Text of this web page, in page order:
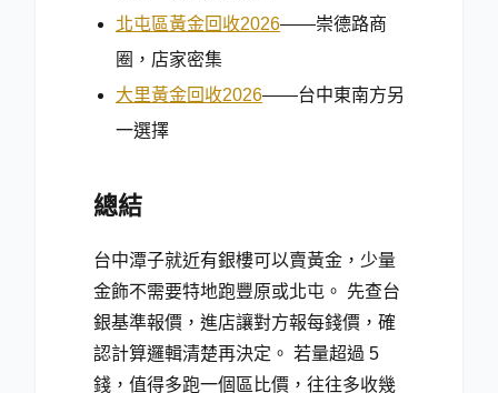
北屯區黃金回收2026——崇德路商
圈，店家密集
大里黃金回收2026——台中東南方另
一選擇
總結
台中潭子就近有銀樓可以賣黃金，少量
金飾不需要特地跑豐原或北屯。 先查台
銀基準報價，進店讓對方報每錢價，確
認計算邏輯清楚再決定。 若量超過 5
錢，值得多跑一個區比價，往往多收幾